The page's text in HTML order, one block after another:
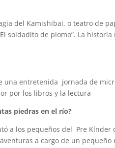
del Kamishibai, o teatro de
soldadito de plomo”. La
una entretenida jornada de
por los libros y la lectura
piedras en el río?
a los pequeños del Pre
a cargo de un pequeño